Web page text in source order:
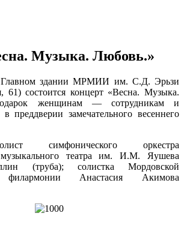
Музыка. Любовь.»
Главном здании МРМИИ им. С.Д. Эрьзи
61) состоится концерт «Весна. Музыка.
женщинам — сотрудникам и
преддверии замечательного весеннего
симфонического оркестра
музыкального театра им. И.М. Яушева
(труба); солистка Мордовской
филармонии Анастасия Акимова